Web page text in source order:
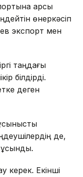
қарсы
өнеркәсіп
экспорт мен
таңдағы
білдірді.
деген
де,
ұсынды.
керек. Екінші